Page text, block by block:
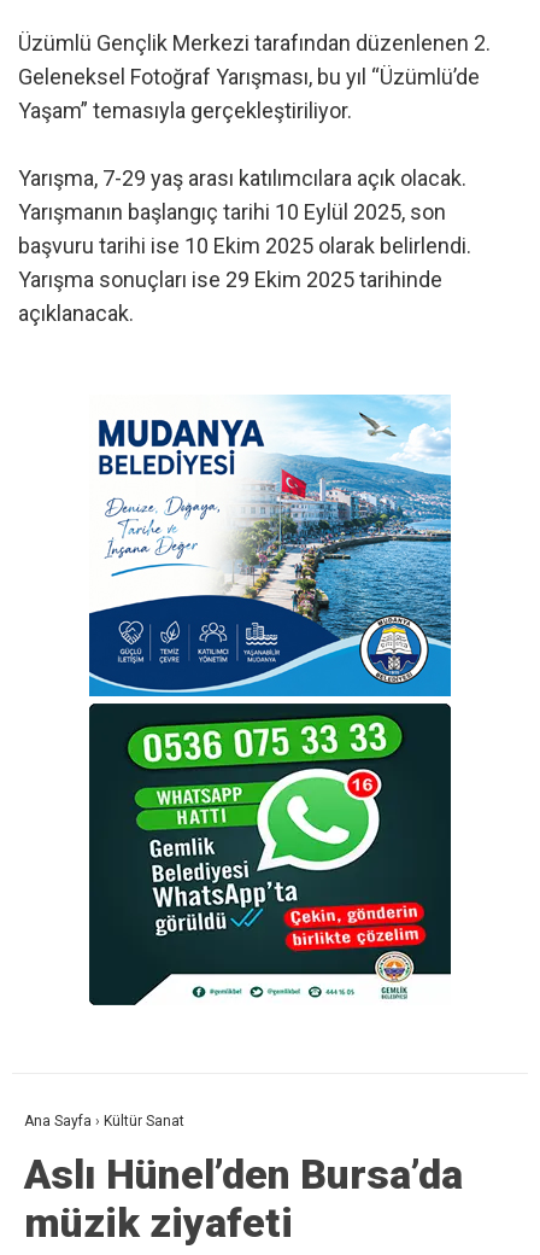
Üzümlü Gençlik Merkezi tarafından düzenlenen 2.
Geleneksel Fotoğraf Yarışması, bu yıl “Üzümlü’de
Yaşam” temasıyla gerçekleştiriliyor.
Yarışma, 7-29 yaş arası katılımcılara açık olacak.
Yarışmanın başlangıç tarihi 10 Eylül 2025, son
başvuru tarihi ise 10 Ekim 2025 olarak belirlendi.
Yarışma sonuçları ise 29 Ekim 2025 tarihinde
açıklanacak.
Ana Sayfa › Kültür Sanat
Aslı Hünel’den Bursa’da
müzik ziyafeti